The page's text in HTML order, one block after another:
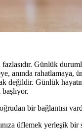
fazlasıdır. Günlük
anında
değildir. Günlük
bir bağlantısı
üflemek yerleşik